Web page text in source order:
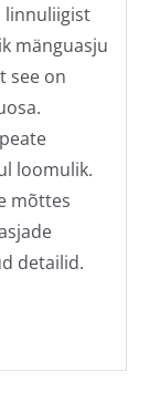
linnuliigist
mänguasju
see on
loomulik.
mõttes
detailid.